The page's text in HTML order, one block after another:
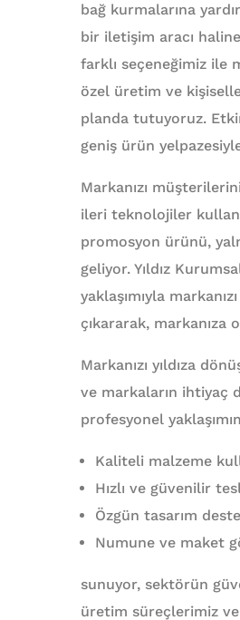
bağ kurmalarına
bir iletişim aracı
farklı seçeneğimiz ile
özel üretim ve
planda tutuyoruz.
geniş ürün
Markanızı
ileri teknolojiler
promosyon ürünü,
geliyor. Yıldız
yaklaşımıyla
çıkararak, markanıza
Markanızı yıldıza
ve markaların ihtiyaç
profesyonel
Kaliteli malzeme
Hızlı ve güvenilir
Özgün tasarım
Numune ve maket
sunuyor, sektörün
üretim süreçlerimiz ve